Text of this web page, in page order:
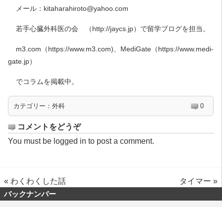
メール：kitaharahiroto@yahoo.com
若手心臓外科医の会 （http://jaycs.jp）で留学ブログを担当。
m3.com（https://www.m3.com)、MediGate（https://www.medi-
gate.jp）
でコラムを掲載中。
カテゴリー： 外科 0
コメントをどうぞ
You must be logged in to post a comment.
« わくわくした話 タイマー »
バックナンバー